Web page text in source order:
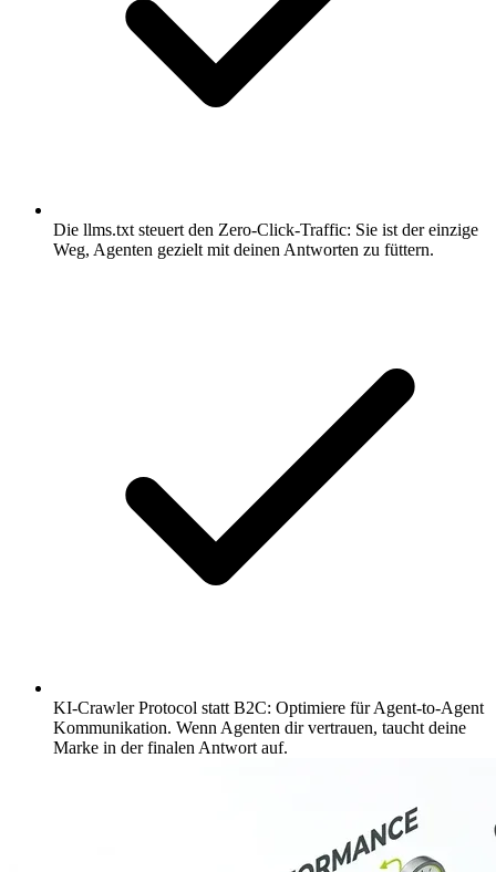
Die llms.txt steuert den Zero-Click-Traffic: Sie ist der einzige
Weg, Agenten gezielt mit deinen Antworten zu füttern.
KI-Crawler Protocol statt B2C: Optimiere für Agent-to-Agent
Kommunikation. Wenn Agenten dir vertrauen, taucht deine
Marke in der finalen Antwort auf.